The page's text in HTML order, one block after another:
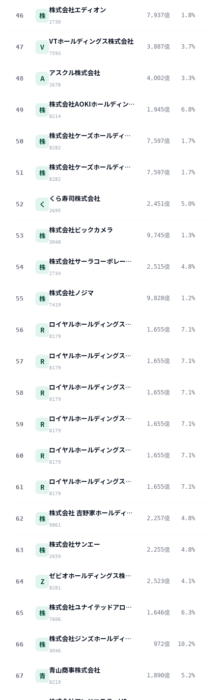
46 株
株式会社エディオン
2730
7,937億 1.8%
47 V
VTホールディングス株式会社
7593
3,887億 3.7%
48 A
アスクル株式会社
2678
4,002億 3.3%
49 株
株式会社AOKIホールディングス
8214
1,945億 6.8%
50 株
株式会社ケーズホールディングス
8282
7,597億 1.7%
51 株
株式会社ケーズホールディングス
8282
7,597億 1.7%
52 く
くら寿司株式会社
2695
2,451億 5.0%
53 株
株式会社ビックカメラ
3048
9,745億 1.3%
54 株
株式会社サーラコーポレーション
2734
2,515億 4.8%
55 株
株式会社ノジマ
7419
9,828億 1.2%
56 R
ロイヤルホールディングス株式会社
8179
1,655億 7.1%
57 R
ロイヤルホールディングス株式会社
8179
1,655億 7.1%
58 R
ロイヤルホールディングス株式会社
8179
1,655億 7.1%
59 R
ロイヤルホールディングス株式会社
8179
1,655億 7.1%
60 R
ロイヤルホールディングス株式会社
8179
1,655億 7.1%
61 R
ロイヤルホールディングス株式会社
8179
1,655億 7.1%
62 株
株式会社 吉野家ホールディングス
9861
2,257億 4.8%
63 株
株式会社サンエー
2659
2,255億 4.8%
64 Z
ゼビオホールディングス株式会社
8281
2,523億 4.1%
65 株
株式会社ユナイテッドアローズ
7606
1,646億 6.3%
66 株
株式会社ジンズホールディングス
3046
972億 10.2%
67 青
青山商事株式会社
8219
1,890億 5.2%